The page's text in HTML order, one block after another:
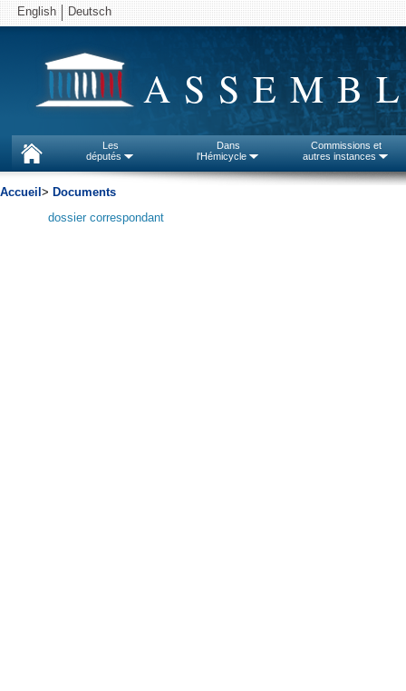
English Deutsch
Les
députés
Dans
l'Hémicycle
Commissions et
autres instances
Accueil > Documents
dossier correspondant